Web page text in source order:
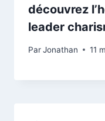
découvrez
leader
ParJonathan 11